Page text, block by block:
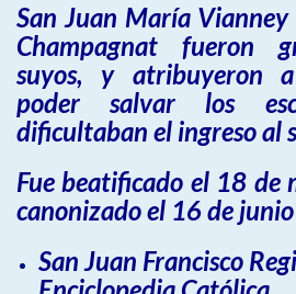
San Juan María
Champagnat fueron
suyos, y atribuyeron
poder salvar los
dificultaban el ingreso al
Fue beatificado el 18 de
canonizado el 16 de
San Juan Francisco